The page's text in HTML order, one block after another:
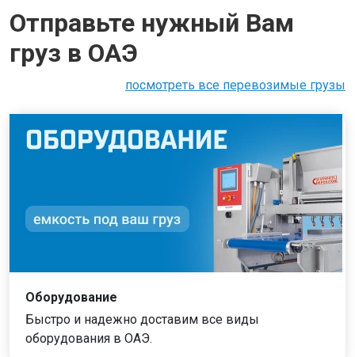
Отправьте нужный Вам
груз в ОАЭ
посмотреть все перевозимые грузы
Оборудование
Быстро и надежно доставим все виды
оборудования в ОАЭ.